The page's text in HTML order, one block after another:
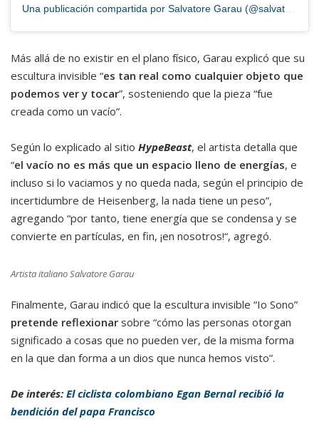
Más allá de no existir en el plano físico, Garau explicó que su
escultura invisible “es tan real como cualquier objeto que
podemos ver y tocar”, sosteniendo que la pieza “fue
creada como un vacío”.
Según lo explicado al sitio HypeBeast, el artista detalla que
“el vacío no es más que un espacio lleno de energías, e
incluso si lo vaciamos y no queda nada, según el principio de
incertidumbre de Heisenberg, la nada tiene un peso”,
agregando “por tanto, tiene energía que se condensa y se
convierte en partículas, en fin, ¡en nosotros!“, agregó.
Artista italiano Salvatore Garau
Finalmente, Garau indicó que la escultura invisible “Io Sono”
pretende reflexionar sobre “cómo las personas otorgan
significado a cosas que no pueden ver, de la misma forma
en la que dan forma a un dios que nunca hemos visto”.
De interés: El ciclista colombiano Egan Bernal recibió la
bendición del papa Francisco